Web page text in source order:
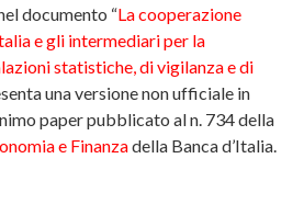
documento “La cooperazione
e gli intermediari per la
statistiche, di vigilanza e di
una versione non ufficiale in
paper pubblicato al n. 734 della
e Finanzadella Banca d’Italia.